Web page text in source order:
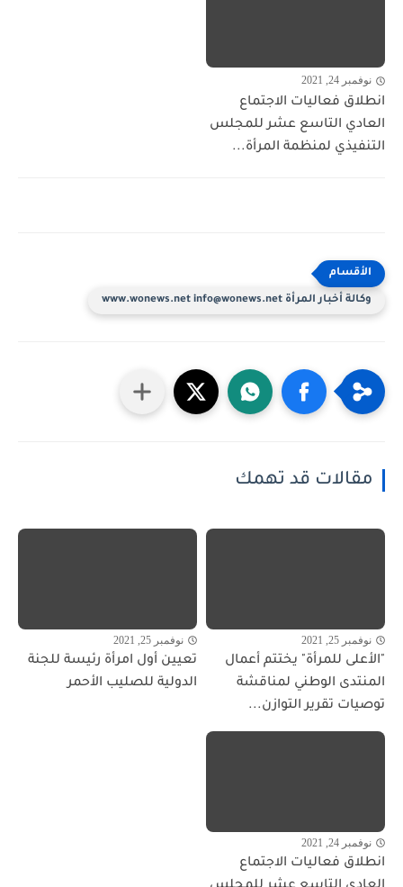
نوفمبر 24, 2021
انطلاق فعاليات الاجتماع
العادي التاسع عشر للمجلس
التنفيذي لمنظمة المرأة...
وكالة أخبار المرأة www.wonews.net info@wonews.net
مقالات قد تهمك
نوفمبر 25, 2021
"الأعلى للمرأة" يختتم أعمال
المنتدى الوطني لمناقشة
توصيات تقرير التوازن...
نوفمبر 25, 2021
تعيين أول امرأة رئيسة للجنة
الدولية للصليب الأحمر
نوفمبر 24, 2021
انطلاق فعاليات الاجتماع